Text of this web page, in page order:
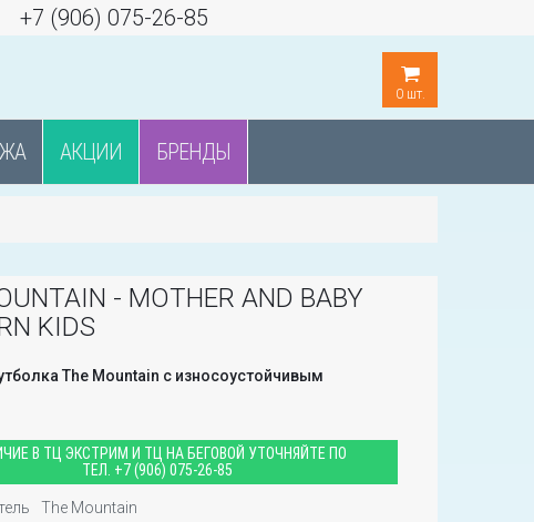
+7 (906) 075-26-85
0шт.
АКЦИИ БРЕНДЫ
- MOTHER AND BABY
KIDS
The Mountain с износоустойчивым
В ТЦ ЭКСТРИМ И ТЦ НА БЕГОВОЙ УТОЧНЯЙТЕ ПО
ТЕЛ. +7 (906) 075-26-85
The Mountain